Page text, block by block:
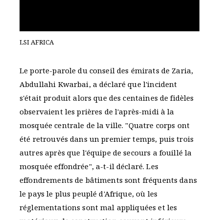
LSI AFRICA
Le porte-parole du conseil des émirats de Zaria,
Abdullahi Kwarbai, a déclaré que l'incident
s'était produit alors que des centaines de fidèles
observaient les prières de l'après-midi à la
mosquée centrale de la ville. "Quatre corps ont
été retrouvés dans un premier temps, puis trois
autres après que l'équipe de secours a fouillé la
mosquée effondrée", a-t-il déclaré. Les
effondrements de bâtiments sont fréquents dans
le pays le plus peuplé d'Afrique, où les
réglementations sont mal appliquées et les